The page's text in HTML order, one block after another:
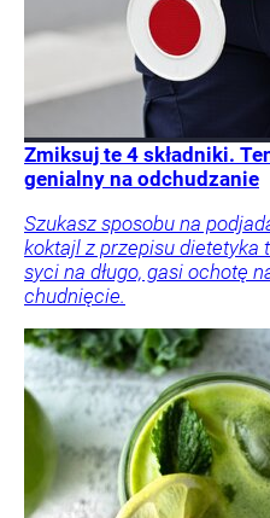
Zmiksuj te 4 składniki.
genialny na odchudzanie
Szukasz sposobu na
koktajl z przepisu dietetyka
syci na długo, gasi ochotę
chudnięcie.